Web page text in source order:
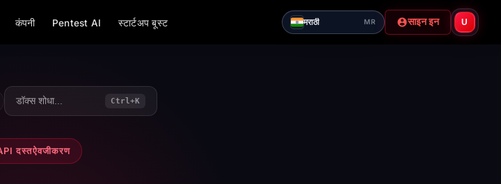
कंपनी Pentest AI स्टार्टअप बूस्ट मराठी MR साइन इन U
डॉक्स शोधा... Ctrl+K
दस्तऐवजीकरण